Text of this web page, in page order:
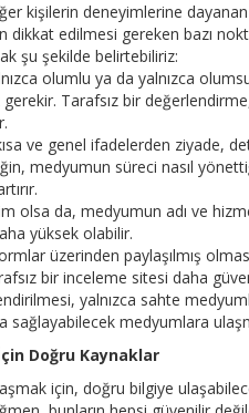
kişilerin deneyimlerine
dikkat edilmesi gereken bazı
şu şekilde belirtebiliriz:
olumlu ya da yalnızca
Tarafsız bir
ve genel ifadelerden ziyade,
medyumun süreci nasıl
olsa da, medyumun adı ve
yüksek olabilir.
üzerinden paylaşılmış
bir inceleme sitesi daha
yalnızca sahte
medyumlara
Doğru Kaynaklar
için, doğru bilgiye